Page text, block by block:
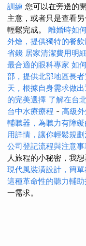
訓練 您可以在旁邊的
主意，或者只是查看
輕鬆完成。 離婚時如
外燴，提供獨特的餐
省錢 居家清潔費用明
最合適的眼科專家 如
部，提供北部地區長
天，根據自身需求做
的完美選擇 了解在台
台中水療療程 - 高級
輔聽器，為聽力有障
用詳情，讓你輕鬆規
公司登記流程與注意
人旅程的小秘密，我
現代風裝潢設計，簡
這種革命性的聽力輔
一需求。